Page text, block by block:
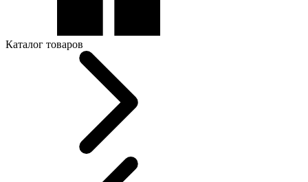
Каталог товаров